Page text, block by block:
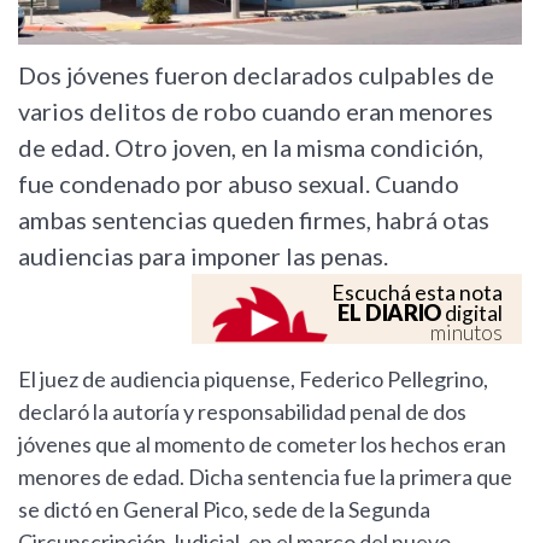
Dos jóvenes fueron declarados culpables de
varios delitos de robo cuando eran menores
de edad. Otro joven, en la misma condición,
fue condenado por abuso sexual. Cuando
ambas sentencias queden firmes, habrá otas
audiencias para imponer las penas.
Escuchá esta nota
EL DIARIOdigital
minutos
El juez de audiencia piquense, Federico Pellegrino,
declaró la autoría y responsabilidad penal de dos
jóvenes que al momento de cometer los hechos eran
menores de edad. Dicha sentencia fue la primera que
se dictó en General Pico, sede de la Segunda